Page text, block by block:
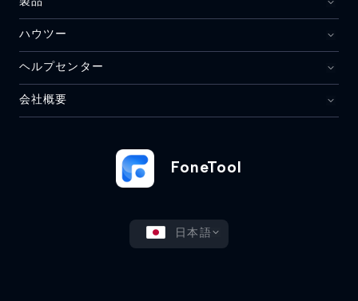
FoneTool
日本語
ハウツー
ヘルプセンター
会社概要